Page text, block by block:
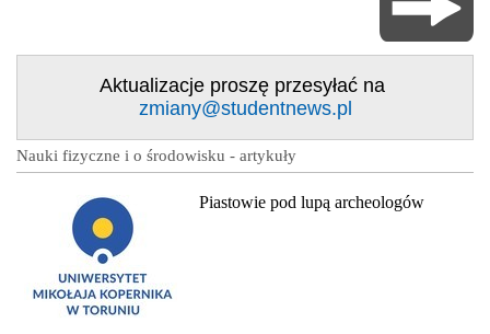
Aktualizacje proszę przesyłać na
zmiany@studentnews.pl
Nauki fizyczne i o środowisku - artykuły
Piastowie pod lupą archeologów